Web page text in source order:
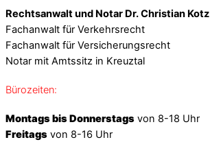
Rechtsanwalt und Notar Dr. Christian Kotz
Fachanwalt für Verkehrsrecht
Fachanwalt für Versicherungsrecht
Notar mit Amtssitz in Kreuztal
Bürozeiten:
Montags bis Donnerstags von 8-18 Uhr
Freitags von 8-16 Uhr